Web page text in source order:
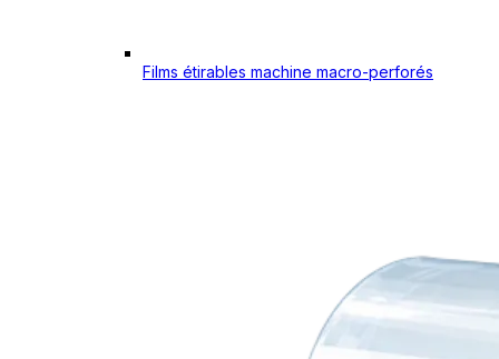
Films étirables machine macro-perforés